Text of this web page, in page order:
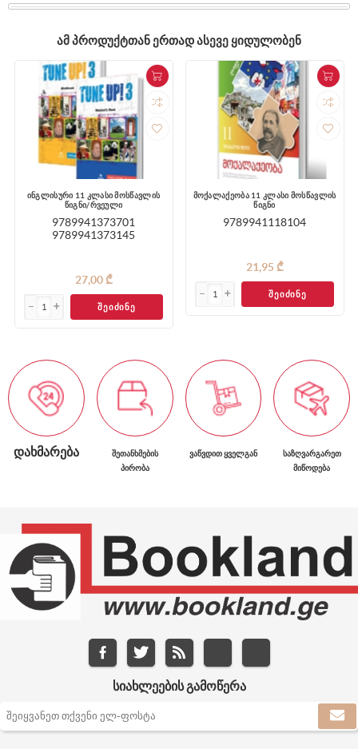
ᲐᲛ ᲞᲠᲝᲓᲣᲥᲢᲗᲐᲜ ᲔᲠᲗᲐᲓ ᲐᲡᲔᲕᲔ ᲧᲘᲓᲣᲚᲝᲑᲔᲜ
ინგლისური 11 კლასი მოსწავლის
წიგნი/რვეული
9789941373701
9789941373145
27,00 ₾
ᲨᲔᲘᲫᲘᲜᲔ
მოქალაქეობა 11 კლასი მოსწავლის
წიგნი
9789941118104
21,95 ₾
ᲨᲔᲘᲫᲘᲜᲔ
ᲓᲐᲮᲛᲐᲠᲔᲑᲐ
ᲨᲔᲗᲐᲜᲮᲛᲔᲑᲘᲡ
ᲞᲘᲠᲝᲑᲐ
ᲕᲐᲬᲕᲓᲘᲗ ᲧᲕᲔᲚᲒᲐᲜ
ᲡᲐᲖᲦᲕᲐᲠᲒᲐᲠᲔᲗ
ᲛᲘᲬᲝᲓᲔᲑᲐ
ᲡᲘᲐᲮᲚᲔᲔᲑᲘᲡ ᲒᲐᲛᲝᲬᲔᲠᲐ